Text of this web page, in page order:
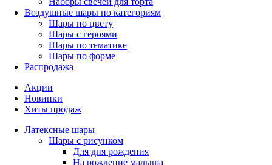
Воздушные шары по категориям
Шары по цвету
Шары с героями
Шары по тематике
Шары по форме
Распродажа
Акции
Новинки
Хиты продаж
Латексные шары
Шары с рисунком
Для дня рождения
На рождение малыша